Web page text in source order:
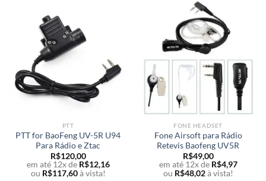
PTT
PTT for BaoFeng UV-5R U94
Para Rádio e Ztac
R$120,00
em até 12x de R$12,16
ou R$117,60 à vista!
FONE HEADSET
Fone Airsoft para Rádio
Retevis Baofeng UV5R
R$49,00
em até 12x de R$4,97
ou R$48,02 à vista!